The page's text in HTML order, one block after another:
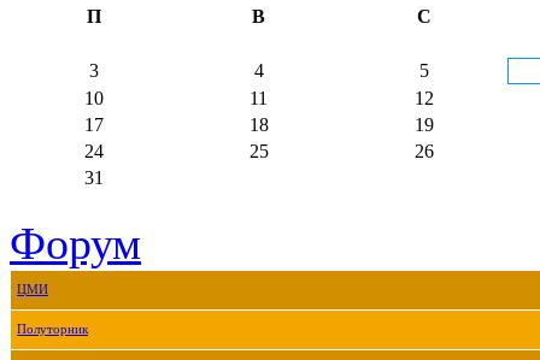
П В С
3 4
5
10
11
12
17
18
19
24
25
26
31
Форум
ЦМИ
Полуторник